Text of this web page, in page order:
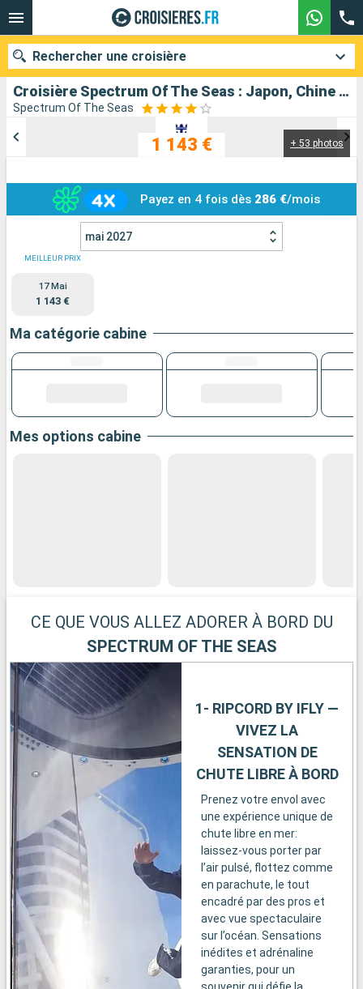
Croisière Spectrum Of The Seas : Japon, Chine au départ de Yokohama
Spectrum Of The Seas
+ 53 photos
1 143 €
Payez en 4 fois dès 286 €/mois
mai 2027
MEILLEUR PRIX
17 Mai
1 143 €
Ma catégorie cabine
Mes options cabine
CE QUE VOUS ALLEZ ADORER À BORD DU
SPECTRUM OF THE SEAS
1- RIPCORD BY IFLY —
VIVEZ LA
SENSATION DE
CHUTE LIBRE À BORD
Prenez votre envol avec
une expérience unique de
chute libre en mer:
laissez-vous porter par
l’air pulsé, flottez comme
en parachute, le tout
encadré par des pros et
avec vue spectaculaire
sur l’océan. Sensations
inédites et adrénaline
garanties, pour un
Rechercher une croisière
Mois de départ
Ports Compagnies